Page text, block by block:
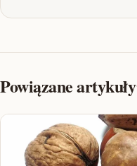
Powiązane artykuły